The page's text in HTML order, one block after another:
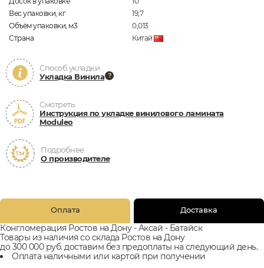
Вес упаковки, кг
19,7
Объём упаковки, м3
0,013
Страна
Китай
Способ укладки
Укладка Винила
Смотреть
Инструкция по укладке винилового ламината
Moduleo
Подробнее
О производителе
Оплата Доставка
Конгломерация Ростов на Дону - Аксай - Батайск
Товары из наличия со склада Ростов на Дону
до 300 000 руб. доставим без предоплаты на следующий день.
Оплата наличными или картой при получении